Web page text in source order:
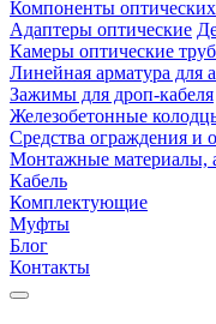
Компоненты оптических
Адаптеры оптические
Камеры оптические
Линейная арматура для
Зажимы для дроп-кабеля
Железобетонные
Средства ограждения и
Монтажные материалы,
Кабель
Комплектующие
Муфты
Блог
Контакты